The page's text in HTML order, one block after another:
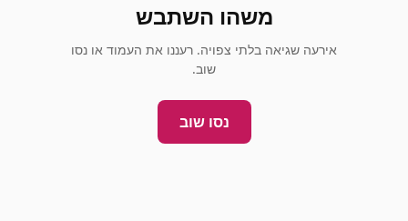
משהו השתבש
אירעה שגיאה בלתי צפויה. רעננו את העמוד או נסו
שוב.
נסו שוב